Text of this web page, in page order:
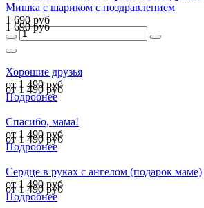
Мишка с шариком с поздравлением
1 690 руб
1 690 руб
Хорошие друзья
от 1 490 руб
от 1 490 руб
Подробнее
Спасибо, мама!
от 1 490 руб
от 1 490 руб
Подробнее
Сердце в руках с ангелом (подарок маме)
от 1 490 руб
от 1 490 руб
Подробнее